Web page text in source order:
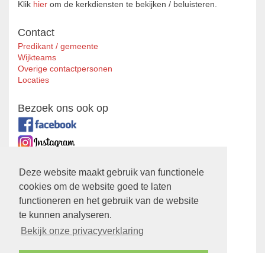
Deze website maakt gebruik van functionele
cookies om de website goed te laten
functioneren en het gebruik van de website
te kunnen analyseren.
Bekijk onze privacyverklaring
Klik hier om de kerkdiensten te bekijken / beluisteren.
Contact
Predikant / gemeente
Wijkteams
Overige contactpersonen
Locaties
Bezoek ons ook op
Zustergemeente
Ontmoetingskerk
Privacyverklaring
Bekijk hier onzePrivacyverklaring